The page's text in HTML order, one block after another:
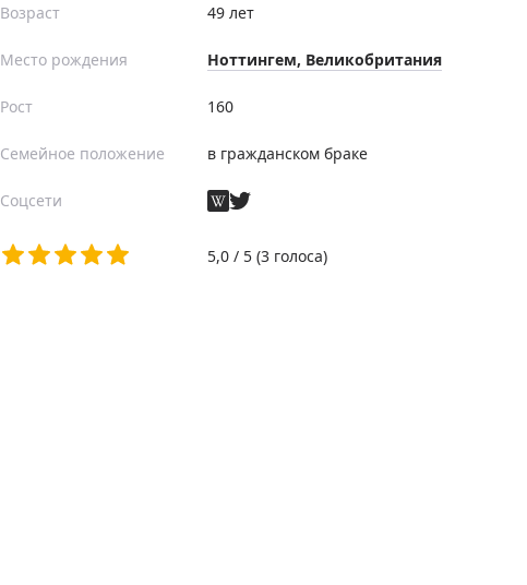
Возраст 49 лет
Место рождения Ноттингем, Великобритания
Рост 160
Семейное положение в гражданском браке
Соцсети
5,0 / 5 (3 голоса)